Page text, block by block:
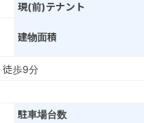
現(前)テナント
建物面積
徒歩9分
駐車場台数